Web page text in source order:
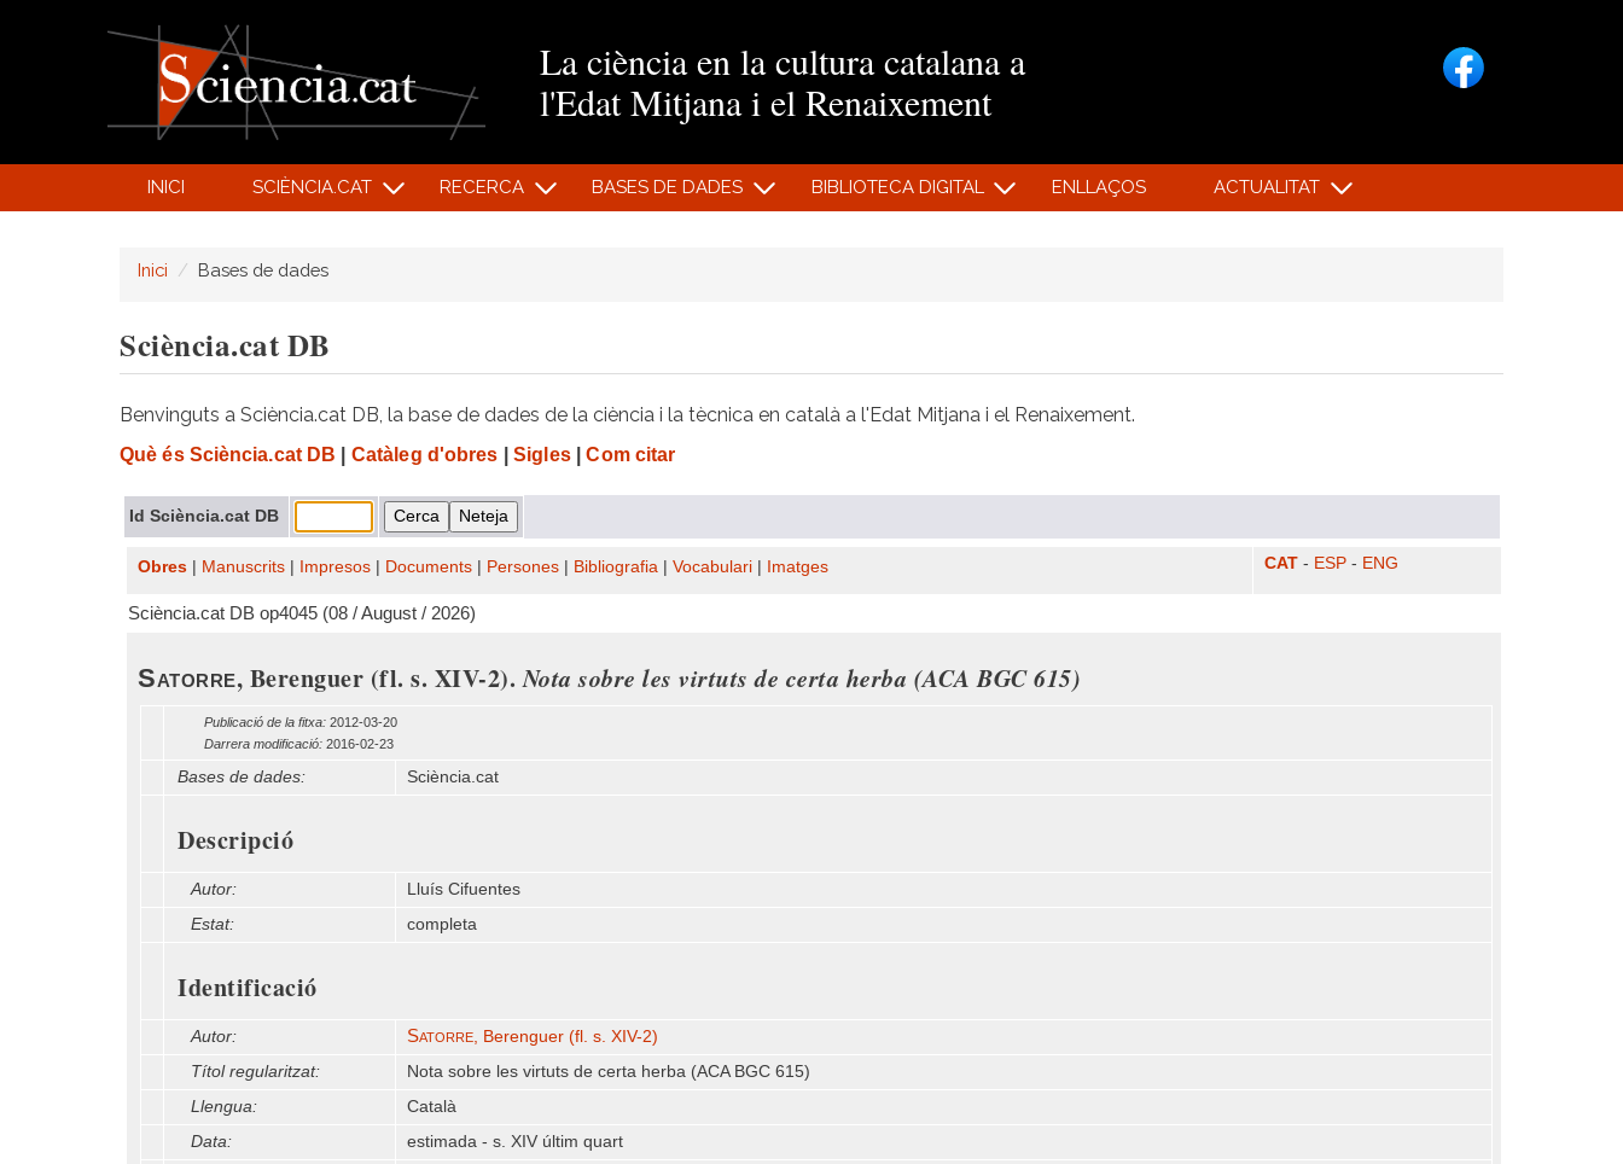
La ciència en la cultura catalana a
l'Edat Mitjana i el Renaixement
INICI SCIÈNCIA.CAT RECERCA BASES DE DADES BIBLIOTECA DIGITAL ENLLAÇOS ACTUALITAT
Inici Bases de dades
Sciència.cat DB
Benvinguts a Sciència.cat DB, la base de dades de la ciència i la tècnica en català a l'Edat Mitjana i el Renaixement.
Què és Sciència.cat DB Catàleg d'obres Sigles| Com citar
Id Sciència.cat DB
Obres Manuscrits Impresos Documents Persones Bibliografia Vocabulari Imatges CAT - ESP - ENG
Sciència.cat DB op4045 (08 / August / 2026)
Satorre, Berenguer (fl. s. XIV-2).Nota sobre les virtuts de certa herba (ACA BGC 615)
Publicació de la fitxa: 2012-03-20
Darrera modificació: 2016-02-23
Bases de dades: Sciència.cat
Descripció
Autor:
Lluís Cifuentes
Estat:
completa
Identificació
Autor: Satorre, Berenguer (fl. s. XIV-2)
Títol regularitzat:
Nota sobre les virtuts de certa herba (ACA BGC 615)
Llengua:
Català
Data:
estimada - s. XIV últim quart